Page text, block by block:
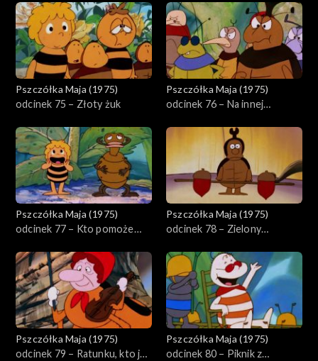
Pszczółka Maja (1975)
odcinek 75 – Złoty żuk
Pszczółka Maja (1975)
odcinek 76 – Na innej
Pszczółka Maja (1975)
odcinek 77 – Kto pomoże
Pszczółka Maja (1975)
odcinek 78 – Zielony
Pszczółka Maja (1975)
odcinek 79 – Ratunku, kto ja
Pszczółka Maja (1975)
odcinek 80 – Piknik z